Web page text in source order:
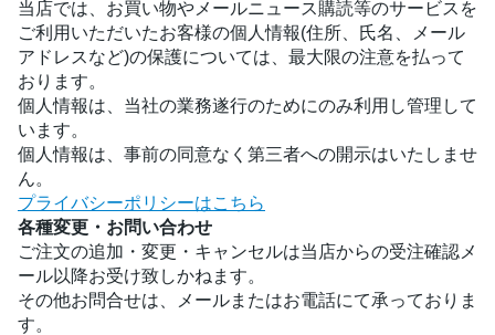
当店では、お買い物やメールニュース購読等のサービスを
ご利用いただいたお客様の個人情報(住所、氏名、メール
アドレスなど)の保護については、最大限の注意を払って
おります。
個人情報は、当社の業務遂行のためにのみ利用し管理して
います。
個人情報は、事前の同意なく第三者への開示はいたしませ
ん。
プライバシーポリシーはこちら
各種変更・お問い合わせ
ご注文の追加・変更・キャンセルは当店からの受注確認メ
ール以降お受け致しかねます。
その他お問合せは、メールまたはお電話にて承っておりま
す。